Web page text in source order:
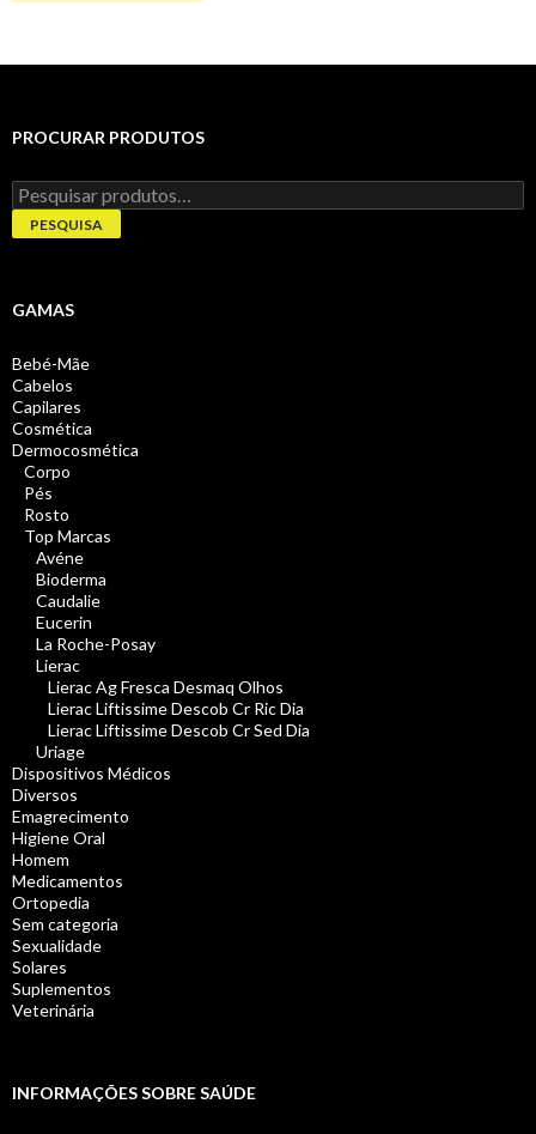
PROCURAR PRODUTOS
Pesquisar
por:
PESQUISA
GAMAS
Bebé-Mãe
Cabelos
Capilares
Cosmética
Dermocosmética
Corpo
Pés
Rosto
Top Marcas
Avéne
Bioderma
Caudalie
Eucerin
La Roche-Posay
Lierac
Lierac Ag Fresca Desmaq Olhos
Lierac Liftissime Descob Cr Ric Dia
Lierac Liftissime Descob Cr Sed Dia
Uriage
Dispositivos Médicos
Diversos
Emagrecimento
Higiene Oral
Homem
Medicamentos
Ortopedia
Sem categoria
Sexualidade
Solares
Suplementos
Veterinária
INFORMAÇÕES SOBRE SAÚDE